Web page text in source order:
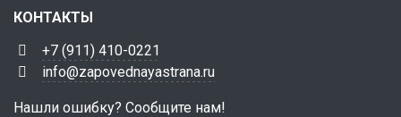
КОНТАКТЫ
+7 (911) 410-0221
info@zapovednayastrana.ru
Нашли ошибку? Сообщите нам!